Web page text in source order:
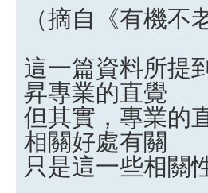
（摘自《有機不
這一篇資料所提
昇專業的直覺
但其實，專業的
相關好處有關
只是這一些相關